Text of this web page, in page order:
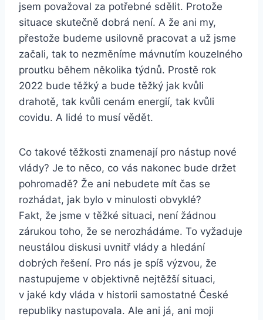
jsem považoval za potřebné sdělit. Protože
situace skutečně dobrá není. A že ani my,
přestože budeme usilovně pracovat a už jsme
začali, tak to nezměníme mávnutím kouzelného
proutku během několika týdnů. Prostě rok
2022 bude těžký a bude těžký jak kvůli
drahotě, tak kvůli cenám energií, tak kvůli
covidu. A lidé to musí vědět.
Co takové těžkosti znamenají pro nástup nové
vlády? Je to něco, co vás nakonec bude držet
pohromadě? Že ani nebudete mít čas se
rozhádat, jak bylo v minulosti obvyklé?
Fakt, že jsme v těžké situaci, není žádnou
zárukou toho, že se nerozhádáme. To vyžaduje
neustálou diskusi uvnitř vlády a hledání
dobrých řešení. Pro nás je spíš výzvou, že
nastupujeme v objektivně nejtěžší situaci,
v jaké kdy vláda v historii samostatné České
republiky nastupovala. Ale ani já, ani moji